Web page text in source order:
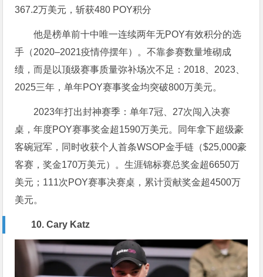
367.2万美元，斩获480 POY积分
他是榜单前十中唯一连续两年无POY有效积分的选
手（2020–2021疫情停摆年）。不靠参赛数量堆砌成
绩，而是以顶级赛事质量弥补场次不足：2018、2023、
2025三年，单年POY赛事奖金均突破800万美元。
2023年打出封神赛季：单年7冠、27次闯入决赛
桌，年度POY赛事奖金超1590万美元。同年拿下超级豪
客碗冠军，同时收获个人首条WSOP金手链（$25,000豪
客赛，奖金170万美元）。生涯锦标赛总奖金超6650万
美元；111次POY赛事决赛桌，累计贡献奖金超4500万
美元。
10. Cary Katz